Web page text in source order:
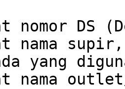
nomor DS
nama
yang
nama